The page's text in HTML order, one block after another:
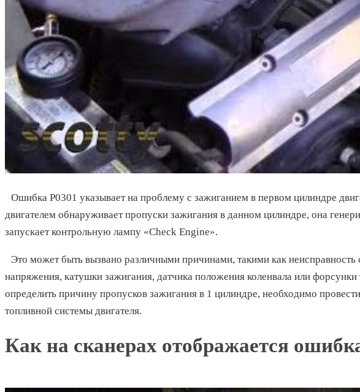
Ошибка P0301 указывает на проблему с зажиганием в первом цилиндре
двигателем обнаруживает пропуски зажигания в данном цилиндре, она
запускает контрольную лампу «Check Engine».
Это может быть вызвано различными причинами, такими как неисправность
напряжения, катушки зажигания, датчика положения коленвала или
определить причину пропусков зажигания в 1 цилиндре, необходимо
топливной системы двигателя.
Как на сканерах отображается